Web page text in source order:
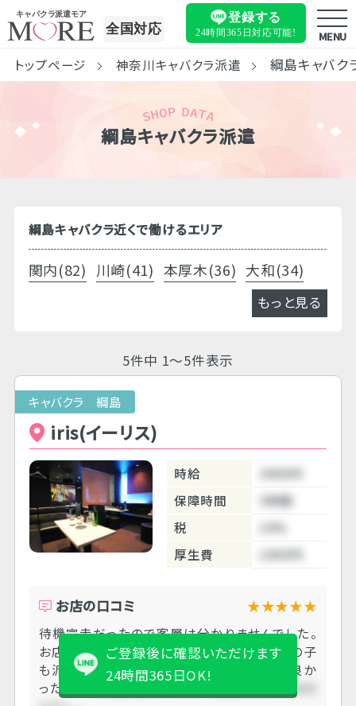
キャバクラ派遣モア
全国対応
登録する
24時間365日対応可能! MENU
トップページ 神奈川キャバクラ派遣 綱島キャバク
綱島キャバクラ派遣
綱島キャバクラ近くで働けるエリア
関内(82) 川崎(41) 本厚木(36) 大和(34)
もっと見る
5件中 1～5件表示
キャバクラ 綱島
iris(イーリス)
時給
3000円
保障時間
3時間
税
10%
厚生費
1000円
お店の口コミ ★★★★★
待機完走だったので客層は分かりませんでした。
お店の人も丁寧に教えて下さり優しくて、女の子
も派遣に特に干渉してこないので居心地が良か
ったです。
待機完走だったので客層は分かりませ
ご登録後に確認いただけます
24時間365日OK!